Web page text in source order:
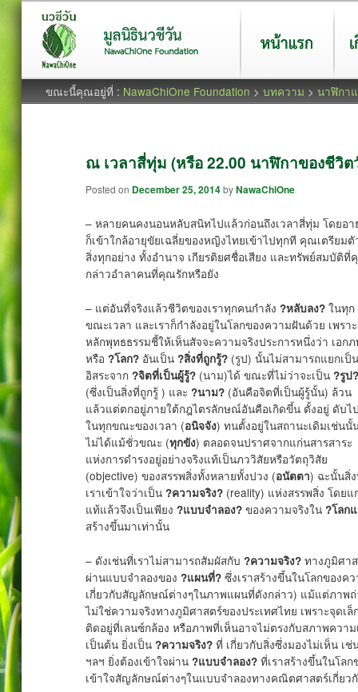
หน้าแรก เกี่ยว
ขณะนี้คุณอยู่ที่ : NawaChiOne Foundation >บทความ >นาฬิกา
ณ เวลาสี่ทุ่ม (หรือ 22.00 นาฬิกาของชีวิต
Posted on December 25, 2014byNawaChiOne
– หลายคนคงนอนหลับสนิทไปแล้วก่อนถึงเวลาสี่ทุ่ม โดยอ
ก็เข้าใกล้อายุขัยเฉลี่ยของหญิงไทยเข้าไปทุกที คุณเตรียม
สิ่งทุกอย่าง ทั้งอำนาจ เกียรติยศชื่อเสียง และทรัพย์สมบัติ
กล่าวอำลาคนที่คุณรักหรือยัง
– แต่อันที่จริงแล้วชีวิตของเราทุกคนกำลัง ?หลับลง? ในทุก
ขณะเวลา และเราก็กำลังอยู่ในโลกของความฝันด้วย เพราะ
หลักพุทธธรรมชี้ให้เห็นสัจจะความจริงประการหนึ่งว่า เอก
หรือ ?โลก? อันเป็น ?สิ่งที่ถูกรู้? (รูป) นั้นไม่สามารถแยกเป็
อิสระจาก ?จิตที่เป็นผู้รู้? (นาม)ได้ ขณะที่ไม่ว่าจะเป็น ?รูป
(ซึ่งเป็นสิ่งที่ถูกรู้ ) และ ?นาม? (อันคือจิตที่เป็นผู้รู้นั้น) ล้วน
แล้วแต่ตกอยู่ภายใต้กฎไตรลักษณ์อันคือเกิดขึ้น ตั้งอยู่ ดับไ
ในทุกขณะของเวลา (อนิจจัง) ทนตั้งอยู่ในสถานะเดิมเช่นนั้
ไม่ได้แม้ชั่วขณะ (ทุกขัง) ตลอดจนปราศจากแก่นสารสาระ
แห่งการดำรงอยู่อย่างจริงแท้เป็นภววิสัยหรือวัตถุวิสัย
(objective) ของสรรพสิ่งทั้งหลายทั้งปวง (อนัตตา) ฉะนั้นสิ่
เราเข้าใจว่าเป็น ?ความจริง? (reality) แห่งสรรพสิ่ง โดยแ
แท้แล้วจึงเป็นเพียง ?แบบจำลอง? ของความจริงใน ?โลก
สร้างขึ้นมาเท่านั้น
– ดังเช่นที่เราไม่สามารถสัมผัสกับ ?ความจริง? ทางภูมิศา
ผ่านแบบจำลองของ ?แผนที่? ซึ่งเราสร้างขึ้นในโลกของ
เกี่ยวกับสัญลักษณ์ต่างๆในภาพแผนที่ดังกล่าว) แม้แต่ภาพถ่
ไม่ใช่ความจริงทางภูมิศาสตร์ของประเทศไทย เพราะจุดเ
ติดอยู่ที่เลนซ์กล้อง หรือภาพที่เห็นอาจไม่ตรงกับสภาพคว
เป็นต้น ยิ่งเป็น ?ความจริง?ที่ เกี่ยวกับสิ่งซึ่งมองไม่เห็น เ
ฯลฯ ยิ่งต้องเข้าใจผ่าน ?แบบจำลอง? ที่เราสร้างขึ้นในโล
เข้าใจสัญลักษณ์ต่างๆในแบบจำลองทางคณิตศาสตร์เกี่ยว